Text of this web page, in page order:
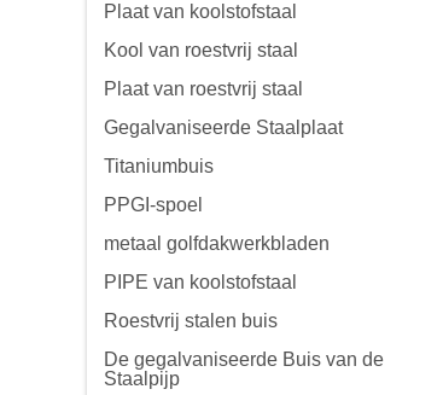
Plaat van koolstofstaal
Kool van roestvrij staal
Plaat van roestvrij staal
Gegalvaniseerde Staalplaat
Titaniumbuis
PPGI-spoel
metaal golfdakwerkbladen
PIPE van koolstofstaal
Roestvrij stalen buis
De gegalvaniseerde Buis van de
Staalpijp